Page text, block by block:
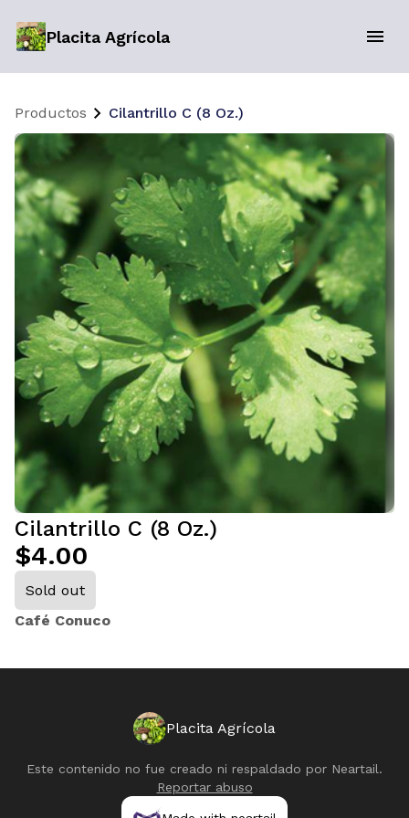
Placita Agrícola
Productos Cilantrillo C (8 Oz.)
Cilantrillo C (8 Oz.)
$4.00
Sold out
Café Conuco
Placita Agrícola
Este contenido no fue creado ni respaldado por Neartail.
Reportar abuso